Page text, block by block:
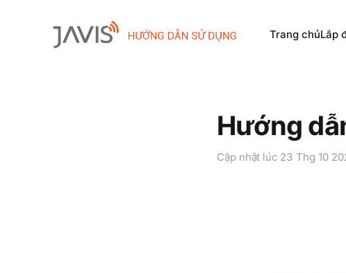
Trang chủLắp
Hướng
Cập nhật lúc 23 Thg 10